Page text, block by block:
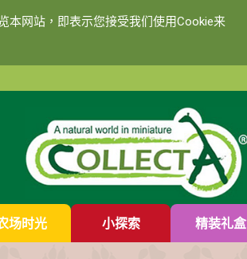
本网站，即表示您接受我们使用Cookie来
场时光 小探索 精装礼盒